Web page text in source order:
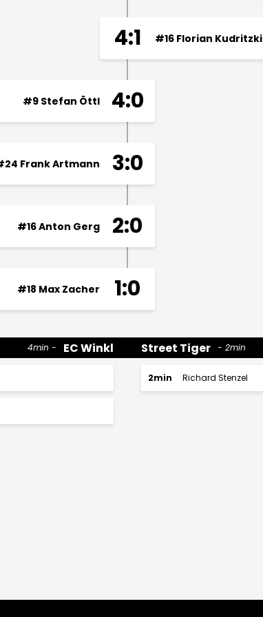
4:1 #16 Florian Kudritzki
4:0
#9 Stefan Öttl
3:0
Frank Artmann
2:0
#16 Anton Gerg
1:0
#18 Max Zacher
EC Winkl
4min Street Tiger 2min
2min Richard Stenzel